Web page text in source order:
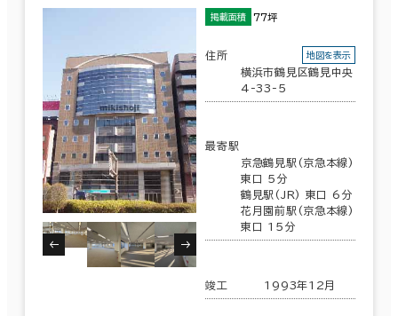
掲載面積 77坪
住所
横浜市鶴見区鶴見中央
4-33-5
地図を表示
最寄駅
京急鶴見駅(京急本線)
東口 5分
鶴見駅(JR) 東口 6分
花月園前駅(京急本線)
東口 15分
竣工 1993年12月